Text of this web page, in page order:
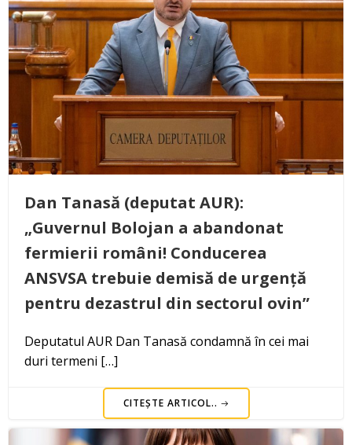
Dan Tanasă (deputat AUR):
„Guvernul Bolojan a abandonat
fermierii români! Conducerea
ANSVSA trebuie demisă de urgență
pentru dezastrul din sectorul ovin”
Deputatul AUR Dan Tanasă condamnă în cei mai
duri termeni […]
CITEȘTE ARTICOL..